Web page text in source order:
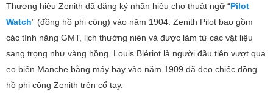
Thương hiệu Zenith đã đăng ký nhãn hiệu cho thuật ngữ “Pilot
Watch” (đồng hồ phi công) vào năm 1904. Zenith Pilot bao gồm
các tính năng GMT, lịch thường niên và được làm từ các vật liệu
sang trọng như vàng hồng. Louis Blériot là người đầu tiên vượt qua
eo biển Manche bằng máy bay vào năm 1909 đã đeo chiếc đồng
hồ phi công Zenith trên cổ tay.